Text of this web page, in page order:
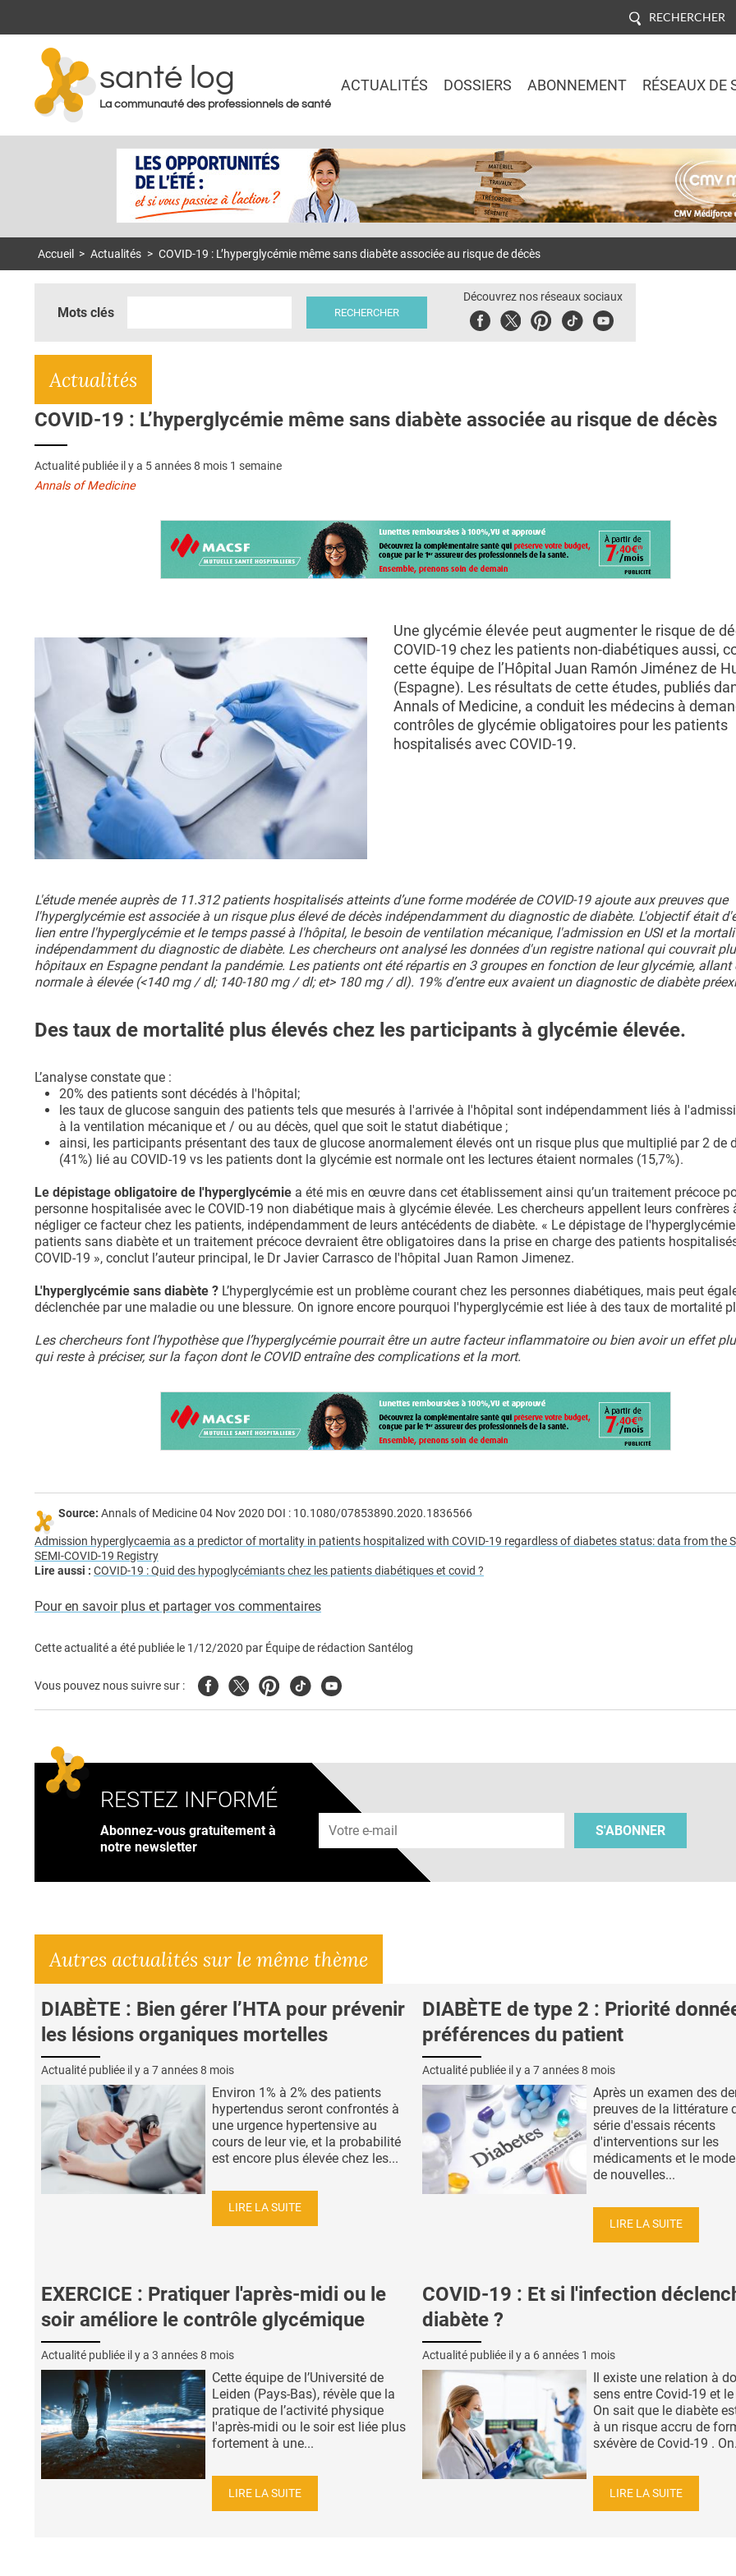
RECHERCHER
santé log
La communauté des professionnels de santé
ACTUALITÉS DOSSIERS ABONNEMENT RÉSEAUX DE
Accueil > Actualités > COVID-19 : L’hyperglycémie même sans diabète associée au risque de décès
Mots clés
Découvrez nos réseaux sociaux
FacebookTwitterPinterest
TiktokYoubute
Actualités
COVID-19 : L’hyperglycémie même sans diabète associée au risque de décès
Actualité publiée il y a 5 années 8 mois 1 semaine
Annals of Medicine
Une glycémie élevée peut augmenter le risque de
COVID-19 chez les patients non-diabétiques aussi,
cette équipe de l’Hôpital Juan Ramón Jiménez de
(Espagne). Les résultats de cette études, publiés
Annals of Medicine, a conduit les médecins à
contrôles de glycémie obligatoires pour les patients
hospitalisés avec COVID-19.
L'étude menée auprès de 11.312 patients hospitalisés atteints d’une forme modérée de COVID-19 ajoute aux preuves que
l'hyperglycémie est associée à un risque plus élevé de décès indépendamment du diagnostic de diabète. L'objectif était
lien entre l'hyperglycémie et le temps passé à l'hôpital, le besoin de ventilation mécanique, l'admission en USI et la
indépendamment du diagnostic de diabète. Les chercheurs ont analysé les données d'un registre national qui couvrait
hôpitaux en Espagne pendant la pandémie. Les patients ont été répartis en 3 groupes en fonction de leur glycémie, allant
normale à élevée (<140 mg / dl; 140-180 mg / dl; et> 180 mg / dl). 19% d’entre eux avaient un diagnostic de diabète
Des taux de mortalité plus élevés chez les participants à glycémie élevée.
L’analyse constate que :
20% des patients sont décédés à l'hôpital;
les taux de glucose sanguin des patients tels que mesurés à l'arrivée à l'hôpital sont indépendamment liés à
à la ventilation mécanique et / ou au décès, quel que soit le statut diabétique ;
ainsi, les participants présentant des taux de glucose anormalement élevés ont un risque plus que multiplié par 2 de
(41%) lié au COVID-19 vs les patients dont la glycémie est normale ont les lectures étaient normales (15,7%).
Le dépistage obligatoire de l'hyperglycémie a été mis en œuvre dans cet établissement ainsi qu’un traitement précoce
personne hospitalisée avec le COVID-19 non diabétique mais à glycémie élevée. Les chercheurs appellent leurs confrères
négliger ce facteur chez les patients, indépendamment de leurs antécédents de diabète. « Le dépistage de
patients sans diabète et un traitement précoce devraient être obligatoires dans la prise en charge des patients
COVID-19 », conclut l’auteur principal, le Dr Javier Carrasco de l'hôpital Juan Ramon Jimenez.
L'hyperglycémie sans diabète ? L’hyperglycémie est un problème courant chez les personnes diabétiques, mais peut
déclenchée par une maladie ou une blessure. On ignore encore pourquoi l'hyperglycémie est liée à des taux de mortalité
Les chercheurs font l’hypothèse que l’hyperglycémie pourrait être un autre facteur inflammatoire ou bien avoir un effet
qui reste à préciser, sur la façon dont le COVID entraîne des complications et la mort.
Source: Annals of Medicine 04 Nov 2020 DOI : 10.1080/07853890.2020.1836566
Admission hyperglycaemia as a predictor of mortality in patients hospitalized with COVID-19 regardless of diabetes status: data from the
SEMI-COVID-19 Registry
Lire aussi : COVID-19 : Quid des hypoglycémiants chez les patients diabétiques et covid ?
Pour en savoir plus et partager vos commentaires
Cette actualité a été publiée le 1/12/2020 par Équipe de rédaction Santélog
Vous pouvez nous suivre sur : FacebookTwitterPinterest
TiktokYoutube
RESTEZ INFORMÉ
Abonnez-vous gratuitement à
notre newsletter
Adresse e-mail
S'ABONNER
Autres actualités sur le même thème
DIABÈTE : Bien gérer l’HTA pour prévenir
les lésions organiques mortelles
Actualité publiée il y a 7 années 8 mois
Environ 1% à 2% des patients
hypertendus seront confrontés à
une urgence hypertensive au
cours de leur vie, et la probabilité
est encore plus élevée chez les...
LIRE LA SUITE
DIABÈTE de type 2 : Priorité
préférences du patient
Actualité publiée il y a 7 années 8 mois
Après un examen des
preuves de la littérature
série d'essais récents
d'interventions sur les
médicaments et le
de nouvelles...
LIRE LA SUITE
EXERCICE : Pratiquer l'après-midi ou le
soir améliore le contrôle glycémique
Actualité publiée il y a 3 années 8 mois
Cette équipe de l’Université de
Leiden (Pays-Bas), révèle que la
pratique de l’activité physique
l'après-midi ou le soir est liée plus
fortement à une...
LIRE LA SUITE
COVID-19 : Et si l'infection
diabète ?
Actualité publiée il y a 6 années 1 mois
Il existe une relation à
sens entre Covid-19 et
On sait que le diabète
à un risque accru de
sxévère de Covid-19 .
LIRE LA SUITE